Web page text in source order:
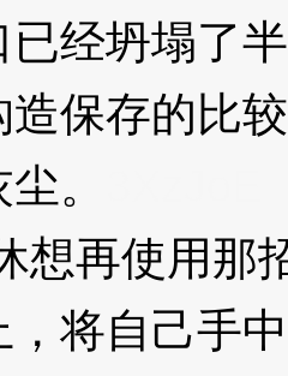
经坍塌了
保存的比
。
再使用那
，将自己手